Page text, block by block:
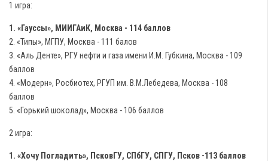
1 игра:
1. «Гауссы», МИИГАиК, Москва - 114 баллов
2. «Типы», МГПУ, Москва - 111 балов
3. «Аль Денте», РГУ нефти и газа имени И.М. Губкина, Москва - 109
баллов
4. «Модерн», Росбиотех, РГУП им. В.М.Лебедева, Москва - 108
баллов
5. «Горький шоколад», Москва - 106 баллов
2 игра:
1. «Хочу Погладить», ПсковГУ, СПбГУ, СПГУ, Псков -113 баллов